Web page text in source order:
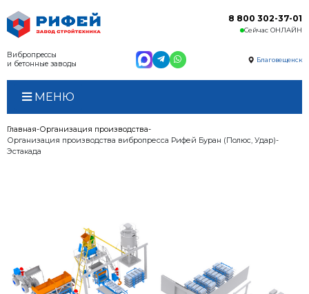
Вибропрессы
и бетонные заводы
МЕНЮ